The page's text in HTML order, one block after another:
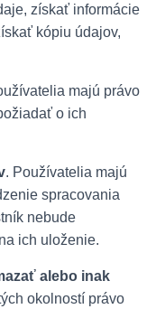
získať informácie
kópiu údajov,
majú právo
o ich
. Používatelia majú
spracovania
nebude
ich uloženie.
alebo inak
okolností právo